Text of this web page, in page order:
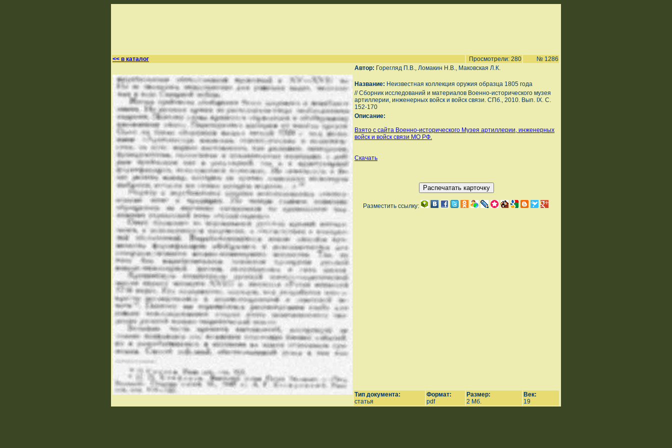
<< в каталог Просмотрели: 280
№ 1286
Автор: Горегляд П.В., Ломакин Н.В., Маковская Л.К.
Название: Неизвестная коллекция оружия образца 1805 года
// Сборник исследований и материалов Военно-исторического музея
артиллерии, инженерных войск и войск связи. СПб., 2010. Вып. IX. С.
152-170
Описание:
Взято с сайта Военно-исторического Музея артиллерии, инженерных
войск и войск связи МО РФ.
Скачать
Разместить ссылку:
Тип документа:
статья
Формат:
pdf
Размер:
2 Мб.
Век:
19